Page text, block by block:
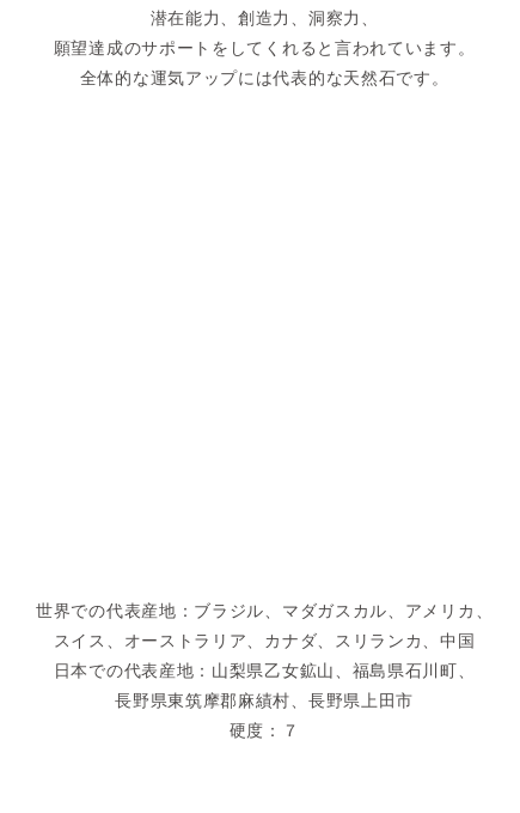
潜在能力、創造力、洞察力、
願望達成のサポートをしてくれると言われています。
全体的な運気アップには代表的な天然石です。
世界での代表産地：ブラジル、マダガスカル、アメリカ、
スイス、オーストラリア、カナダ、スリランカ、中国
日本での代表産地：山梨県乙女鉱山、福島県石川町、
長野県東筑摩郡麻績村、長野県上田市
硬度：７